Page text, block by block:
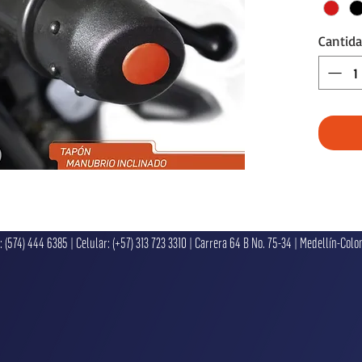
aflojarse.
de
caída.
fijación,
tapones
(574) 444 6385 | Celular: (+57) 313 723 3310 | Carrera 64 B No. 75-34 | Medellín-